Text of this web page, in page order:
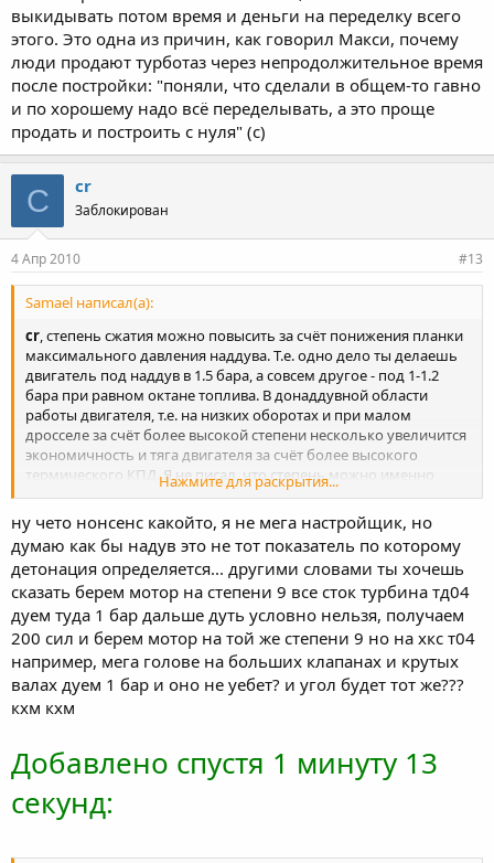
выкидывать потом время и деньги на переделку всего
этого. Это одна из причин, как говорил Макси, почему
люди продают турботаз через непродолжительное время
после постройки: "поняли, что сделали в общем-то гавно
и по хорошему надо всё переделывать, а это проще
продать и построить с нуля" (с)
C cr
Заблокирован
4 Апр 2010 #13
Samael написал(а):
cr, степень сжатия можно повысить за счёт понижения планки
максимального давления наддува. Т.е. одно дело ты делаешь
двигатель под наддув в 1.5 бара, а совсем другое - под 1-1.2
бара при равном октане топлива. В донаддувной области
работы двигателя, т.е. на низких оборотах и при малом
дросселе за счёт более высокой степени несколько увеличится
экономичность и тяга двигателя за счёт более высокого
термического КПД. Я не писал, что степень можно именно
значительно повысить, но повысить можно.
Нажмите для раскрытия...
ну чето нонсенс какойто, я не мега настройщик, но
думаю как бы надув это не тот показатель по которому
детонация определяется... другими словами ты хочешь
сказать берем мотор на степени 9 все сток турбина тд04
дуем туда 1 бар дальше дуть условно нельзя, получаем
200 сил и берем мотор на той же степени 9 но на хкс т04
например, мега голове на больших клапанах и крутых
валах дуем 1 бар и оно не уебет? и угол будет тот же???
кхм кхм
Добавлено спустя 1 минуту 13
секунд: